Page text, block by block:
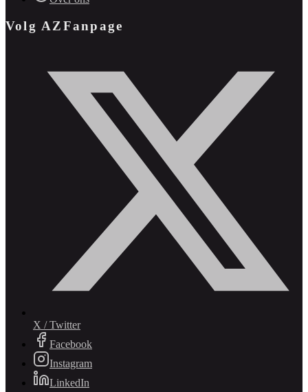
Volg AZFanpage
X / Twitter
Facebook
Instagram
LinkedIn